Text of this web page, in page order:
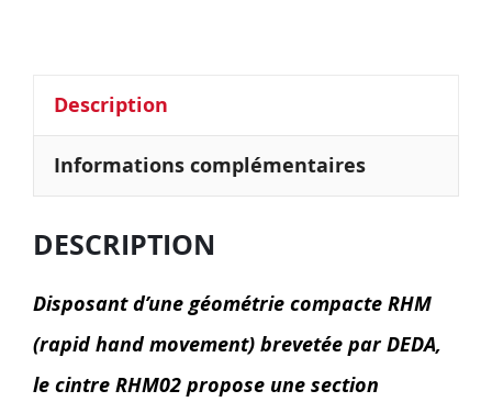
Description
Informations complémentaires
DESCRIPTION
Disposant d’une géométrie compacte RHM
(rapid hand movement) brevetée par DEDA,
le cintre RHM02 propose une section